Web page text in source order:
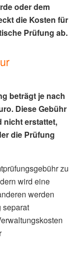
oder dem
die Kosten für
Prüfung ab.
beträgt je nach
Diese Gebühr
nicht erstattet,
die Prüfung
zu
wird eine
werden
separat